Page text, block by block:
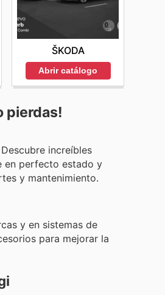
ŠKODA
Abrir catálogo
pierdas!
increíbles
en perfecto estado y
y mantenimiento.
y en sistemas de
para mejorar la